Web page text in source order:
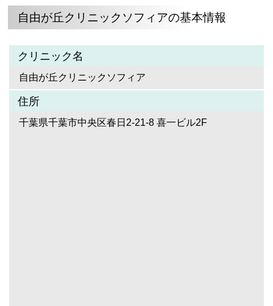
自由が丘クリニックソフィアの基本情報
クリニック名
自由が丘クリニックソフィア
住所
千葉県千葉市中央区春日2-21-8 喜一ビル2F